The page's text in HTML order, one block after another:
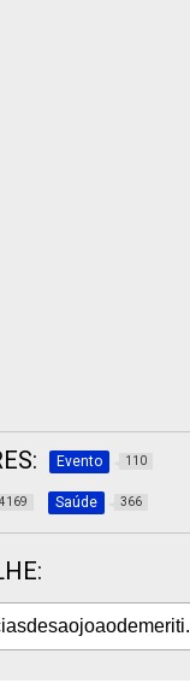
Evento 110
4169 Saúde 366